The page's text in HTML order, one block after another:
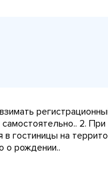
самостоятельно.. 2.
в гостиницы на
о рождении..